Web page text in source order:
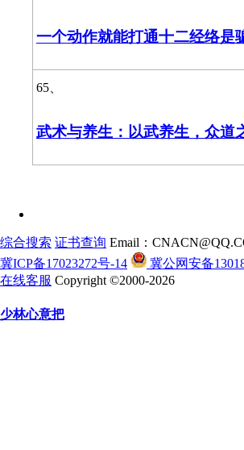
一个动作就能打通十二经络是
65、
武术与养生：以武养生，众道
综合搜索 证书查询 Email：
冀ICP备17023272号-14
冀公网安备
在线客服 Copyright ©2000-2026
少林心意把